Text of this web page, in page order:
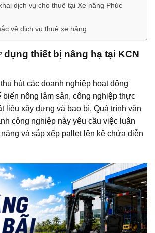
dịch vụ cho thuê tại Xe nâng Phúc
về dịch vụ thuê xe nâng
dụng thiết bị nâng hạ tại KCN
hút các doanh nghiệp hoạt động
biến nông lâm sản, công nghiệp thực
liệu xây dựng và bao bì. Quá trình vận
công nghiệp này yêu cầu việc luân
và sắp xếp pallet lên kệ chứa diễn